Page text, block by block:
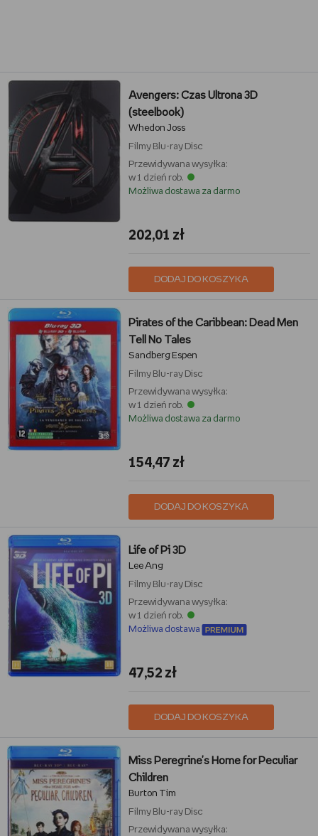
Avengers: Czas Ultrona 3D
(steelbook)
Whedon Joss
Filmy Blu-ray Disc
Przewidywana wysyłka:
w 1 dzień rob.
Możliwa dostawa za darmo
202,01 zł
DODAJ DO KOSZYKA
Pirates of the Caribbean: Dead Men
Tell No Tales
Sandberg Espen
Filmy Blu-ray Disc
Przewidywana wysyłka:
w 1 dzień rob.
Możliwa dostawa za darmo
154,47 zł
DODAJ DO KOSZYKA
Life of Pi 3D
Lee Ang
Filmy Blu-ray Disc
Przewidywana wysyłka:
w 1 dzień rob.
Możliwa dostawa
47,52 zł
DODAJ DO KOSZYKA
Miss Peregrine's Home for Peculiar
Children
Burton Tim
Filmy Blu-ray Disc
Przewidywana wysyłka: